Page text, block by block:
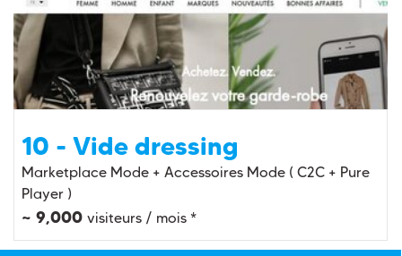
10 - Vide dressing
Marketplace Mode + Accessoires Mode ( C2C + Pure
Player )
~ 9,000 visiteurs / mois *